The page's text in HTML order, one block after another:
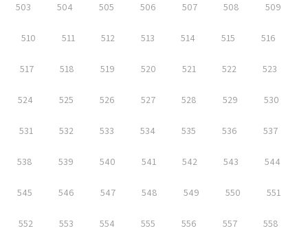
503 504 505 506 507 508 509
510 511 512 513 514 515 516
517 518 519 520 521 522 523
524 525 526 527 528 529 530
531 532 533 534 535 536 537
538 539 540 541 542 543 544
545 546 547 548 549 550 551
552 553 554 555 556 557 558